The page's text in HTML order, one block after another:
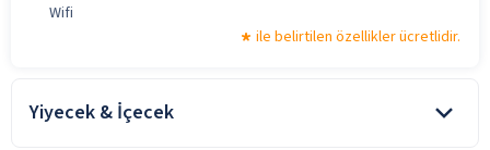
Wifi
ile belirtilen özellikler ücretlidir.
Yiyecek & İçecek